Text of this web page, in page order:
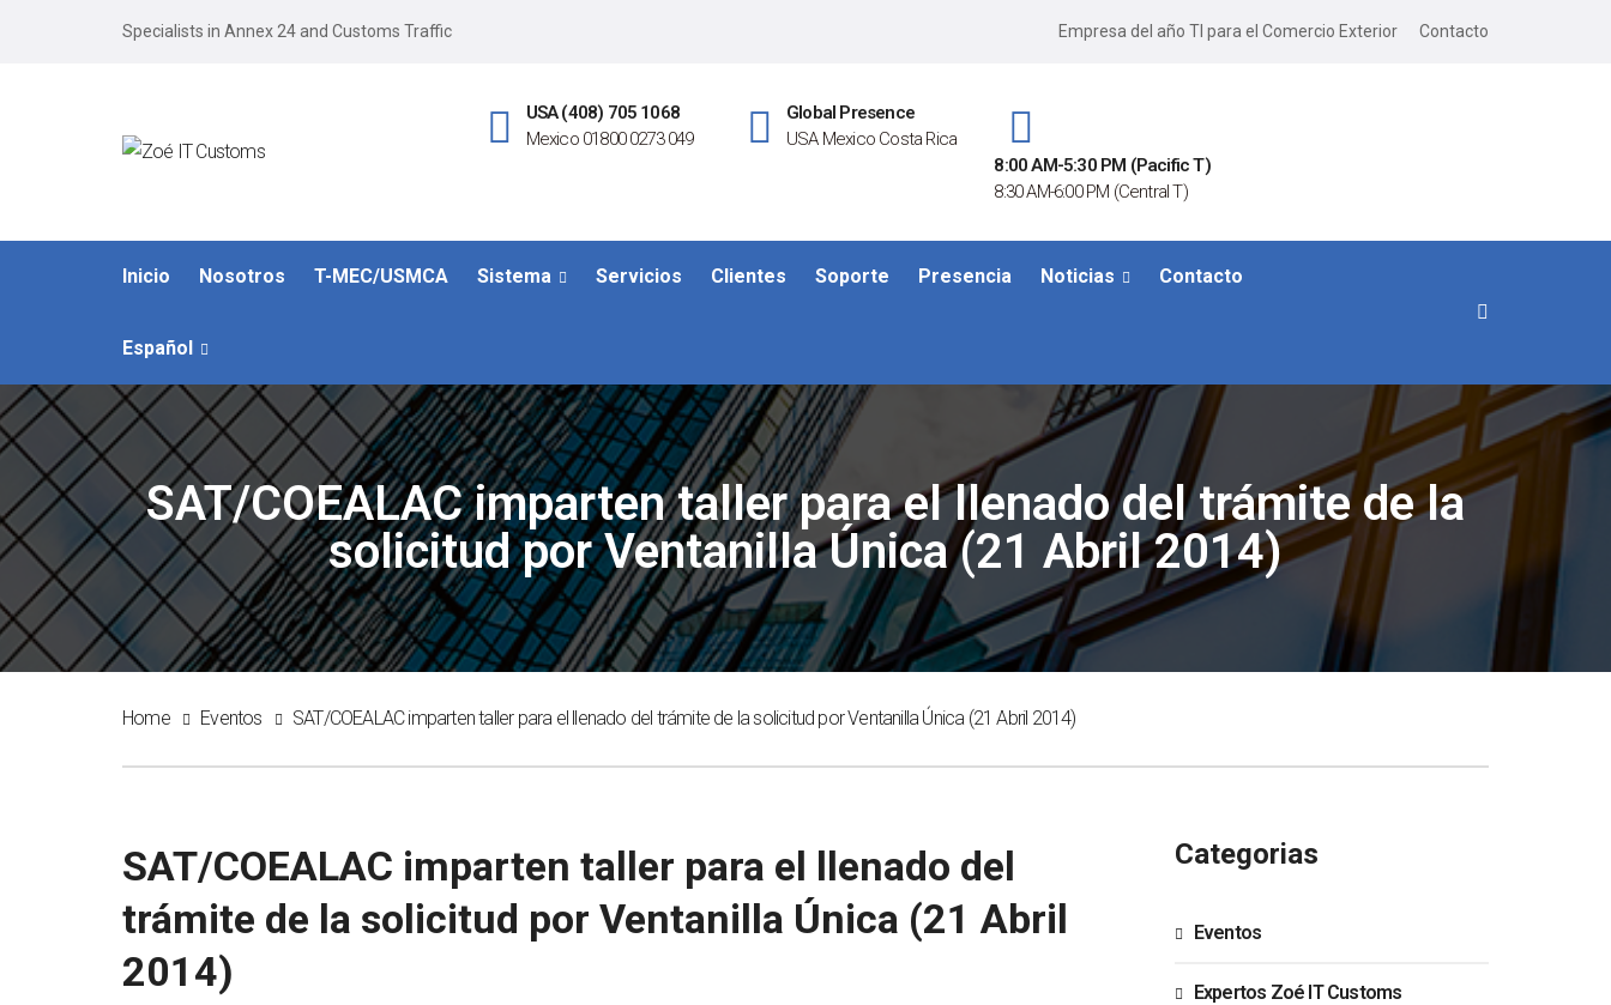
Specialists in Annex 24 and Customs Traffic Empresa del año TI para el Comercio Exterior Contacto
USA (408) 705 1068
Mexico 01800 0273 049
Global Presence
USA Mexico Costa Rica
8:00 AM-5:30 PM (Pacific T)
8:30 AM-6:00 PM (Central T)
Inicio Nosotros T-MEC/USMCA Sistema Servicios Clientes Soporte Presencia Noticias Contacto
Español
SAT/COEALAC imparten taller para el llenado del trámite de la
solicitud por Ventanilla Única (21 Abril 2014)
Home Eventos SAT/COEALAC imparten taller para el llenado del trámite de la solicitud por Ventanilla Única (21 Abril 2014)
SAT/COEALAC imparten taller para el llenado del
trámite de la solicitud por Ventanilla Única (21 Abril
2014)
Categorias
Eventos
Expertos Zoé IT Customs